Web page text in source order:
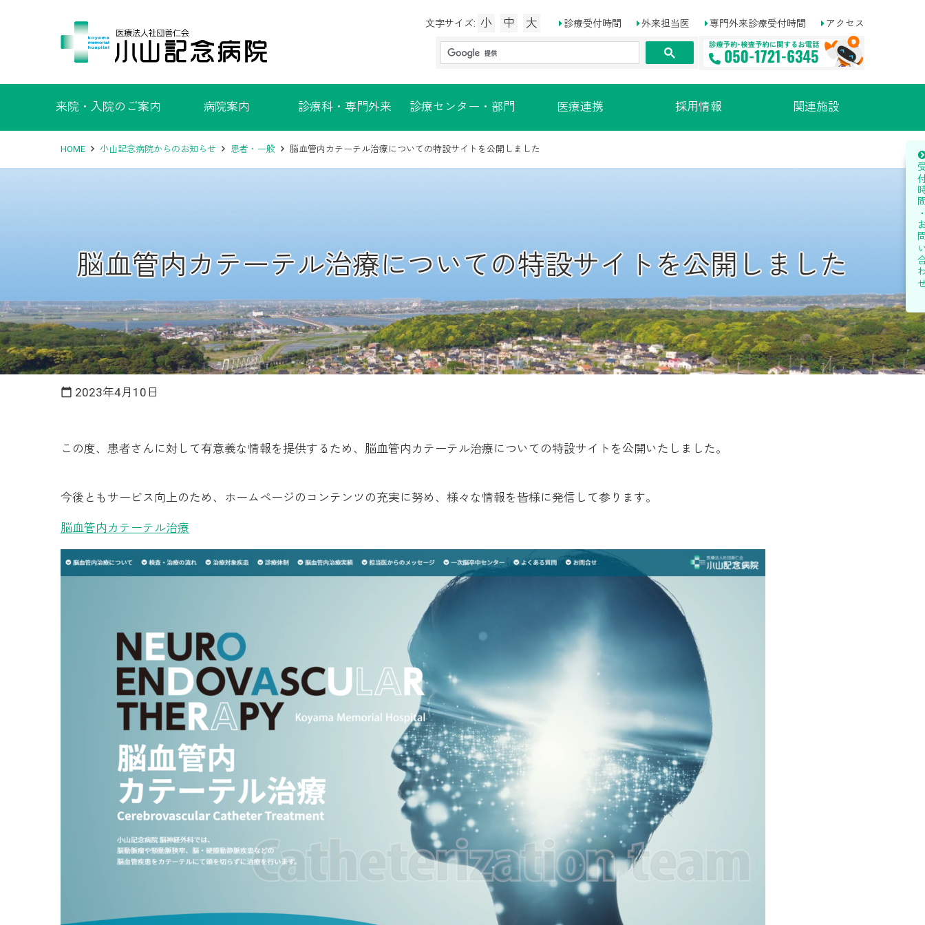
文字サイズ: 小 中 大 診療受付時間 外来担当医 専門外来診療受付時間 アクセス
来院・入院のご案内 病院案内 診療科・専門外来 診療センター・部門 医療連携 採用情報 関連施設
HOME 小山記念病院からのお知らせ 患者・一般 脳血管内カテーテル治療についての特設サイトを公開しました
脳血管内カテーテル治療についての特設サイトを公開しました
calendar_today 2023年4月10日
この度、患者さんに対して有意義な情報を提供するため、脳血管内カテーテル治療についての特設サイトを公開いたしました。
今後ともサービス向上のため、ホームページのコンテンツの充実に努め、様々な情報を皆様に発信して参ります。
脳血管内カテーテル治療
受付時間